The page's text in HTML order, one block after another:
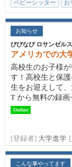
ベビーシッター お
お知らせ
びびなび ロサンゼルス
アメリカでの大
高校生のお子様
す！高校生と保
生をお迎えして
T から無料の録画
Online
[登録者] 大学進学
こんな事やってます